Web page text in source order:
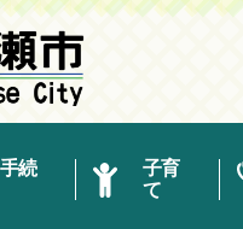
続
子育
て